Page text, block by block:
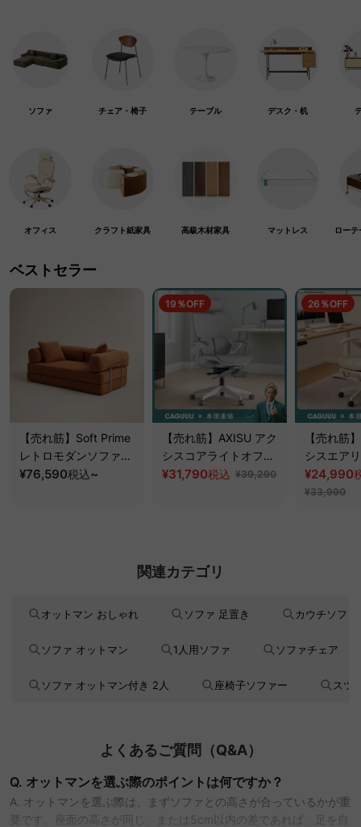
ソファ チェア・椅子 テーブル デスク・机
オフィス クラフト紙家具 高級木材家具 マットレス ロー
ベストセラー
【売れ筋】Soft Prime
レトロモダンソファベ
ッド｜20色以上から選
¥76,590税込~
19％OFF
【売れ筋】AXISU アク
シスコアライトオフィ
スチェア
¥31,790税込 ¥39,290
26％OFF
【売れ筋
シスエア
フィスチ
¥24,990
¥33,990
関連カテゴリ
オットマン おしゃれ ソファ 足置き カウチソファ
ソファ オットマン 1人用ソファ ソファチェア
ソファ オットマン付き 2人 座椅子ソファー スツ
よくあるご質問（Q&A）
Q. オットマンを選ぶ際のポイントは何ですか？
A. オットマンを選ぶ際は、まずソファとの高さが合っているかが重
要です。座面の高さが同じ、または5cm以内の差であれば、足を自